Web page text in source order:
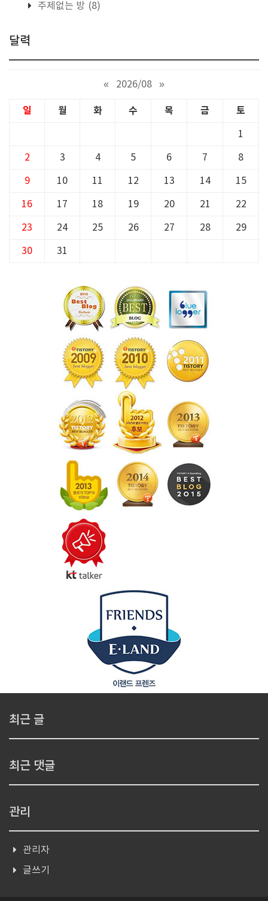
주제없는 방 (8)
달력
« 2026/08 »
일 월 화 수 목 금 토
1
2 3 4 5 6 7 8
9 10 11 12 13 14 15
16 17 18 19 20 21 22
23 24 25 26 27 28 29
30 31
최근 글
최근 댓글
관리
관리자
글쓰기